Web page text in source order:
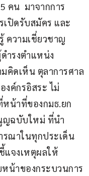
คน  มาจากการ
เปิดรับสมัคร และ
ความเชี่ยวชาญ
ำรงตำแหน่ง
คิดเห็น ตุลาการศาล
งค์กรอิสระ ไม่
หน้าที่ของกมธ.ยก
ญฉบับใหม่ ที่นำ
ณาในทุกประเด็น
แจงเหตุผลให้
หน้าของกระบวนการ